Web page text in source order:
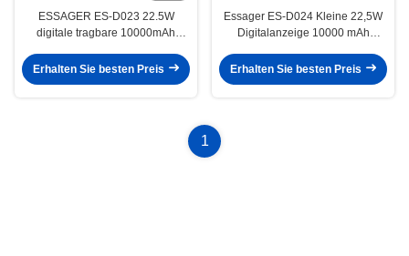
ESSAGER ES-D023 22.5W
digitale tragbare 10000mAh
Erhalten Sie besten Preis
Essager ES-D024 Kleine 22,5W
Digitalanzeige 10000 mAh
integriertem Kabel
Erhalten Sie besten Preis
1